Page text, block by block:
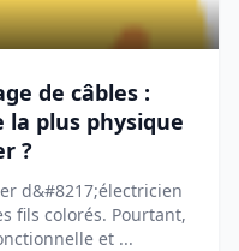
de câbles :
la plus physique
?
d&#8217;électricien
fils colorés. Pourtant,
et ...